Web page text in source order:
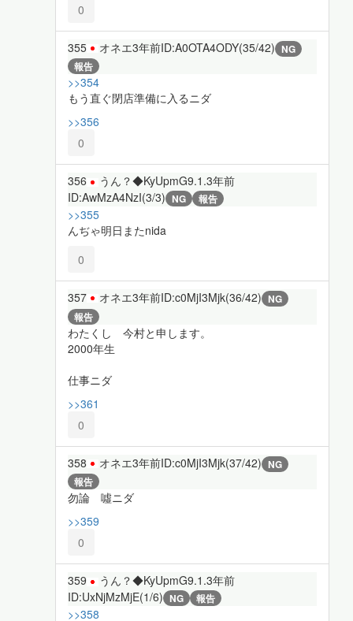
0
355 オネエ3年前ID:A0OTA4ODY(35/42) NG
報告
>>354
もう直ぐ閉店準備に入るニダ
>>356
0
356 うん？◆KyUpmG9.1.3年前
ID:AwMzA4NzI(3/3) NG 報告
>>355
んぢゃ明日またnida
0
357 オネエ3年前ID:c0MjI3Mjk(36/42) NG
報告
わたくし 今村と申します。
2000年生
仕事ニダ
>>361
0
358 オネエ3年前ID:c0MjI3Mjk(37/42) NG
報告
勿論 噓ニダ
>>359
0
359 うん？◆KyUpmG9.1.3年前
ID:UxNjMzMjE(1/6) NG 報告
>>358